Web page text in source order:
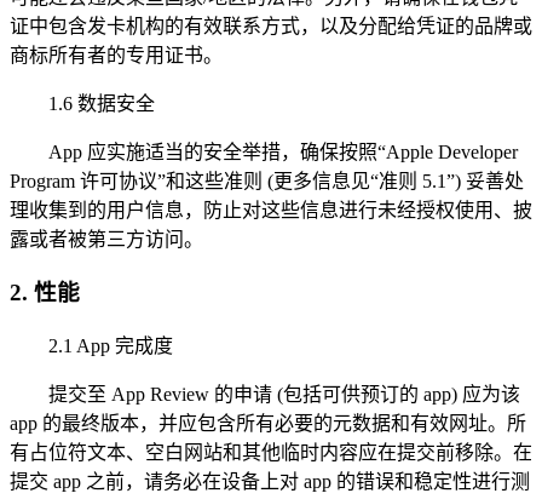
证中包含发卡机构的有效联系方式，以及分配给凭证的品牌或
商标所有者的专用证书。
1.6 数据安全
App 应实施适当的安全举措，确保按照“Apple Developer
Program 许可协议”和这些准则 (更多信息见“准则 5.1”) 妥善处
理收集到的用户信息，防止对这些信息进行未经授权使用、披
露或者被第三方访问。
2. 性能
2.1 App 完成度
提交至 App Review 的申请 (包括可供预订的 app) 应为该
app 的最终版本，并应包含所有必要的元数据和有效网址。所
有占位符文本、空白网站和其他临时内容应在提交前移除。在
提交 app 之前，请务必在设备上对 app 的错误和稳定性进行测